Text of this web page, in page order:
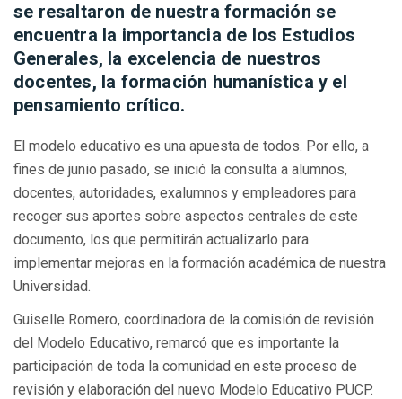
se resaltaron de nuestra formación se
encuentra la importancia de los Estudios
Generales, la excelencia de nuestros
docentes, la formación humanística y el
pensamiento crítico.
El modelo educativo es una apuesta de todos. Por ello, a
fines de junio pasado, se inició la consulta a alumnos,
docentes, autoridades, exalumnos y empleadores para
recoger sus aportes sobre aspectos centrales de este
documento, los que permitirán actualizarlo para
implementar mejoras en la formación académica de nuestra
Universidad.
Guiselle Romero, coordinadora de la comisión de revisión
del Modelo Educativo, remarcó que es importante la
participación de toda la comunidad en este proceso de
revisión y elaboración del nuevo Modelo Educativo PUCP.